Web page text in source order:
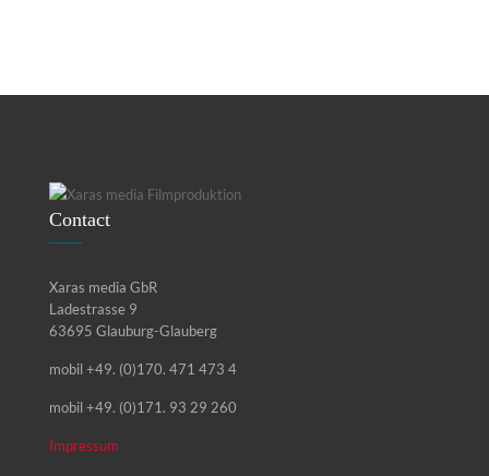
Contact
Xaras media GbR
Ladestrasse 9
63695 Glauburg-Glauberg
mobil +49. (0)170. 471 473 4
mobil +49. (0)171. 93 29 260
Impressum